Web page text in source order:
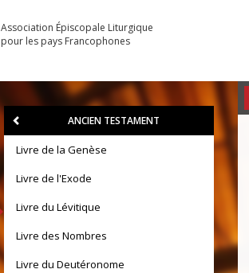
Association Épiscopale Liturgique
pour les pays Francophones
ANCIEN TESTAMENT
Livre de la Genèse
Livre de l'Exode
Livre du Lévitique
Livre des Nombres
Livre du Deutéronome